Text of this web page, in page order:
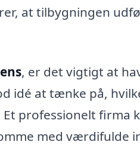
at tilbygningen
, er det vigtigt at
idé at tænke på,
professionelt firma
med værdifulde